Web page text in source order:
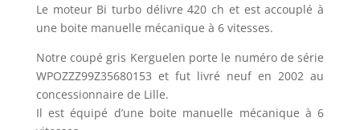
Le moteur Bi turbo délivre 420 ch et est accouplé à
une boite manuelle mécanique à 6 vitesses.
Notre coupé gris Kerguelen porte le numéro de série
WPOZZZ99Z35680153 et fut livré neuf en 2002 au
concessionnaire de Lille.
Il est équipé d’une boite manuelle mécanique à 6